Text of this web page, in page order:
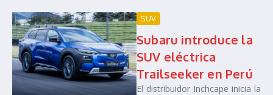
SUV
Subaru introduce la
SUV eléctrica
Trailseeker en Perú
El distribuidor Inchcape inicia la